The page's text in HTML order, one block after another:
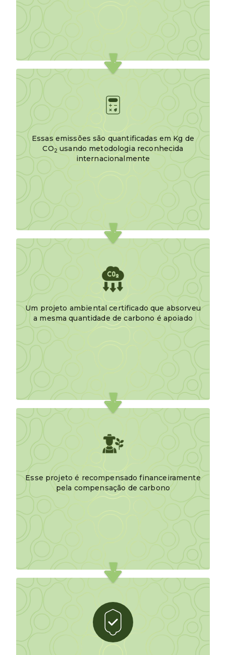
Essas emissões são quantificadas em Kg de
CO2 usando metodologia reconhecida
internacionalmente
Um projeto ambiental certificado que absorveu
a mesma quantidade de carbono é apoiado
Esse projeto é recompensado financeiramente
pela compensação de carbono